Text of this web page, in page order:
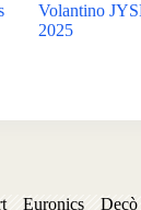
Volantino
2025
Euronics Decò